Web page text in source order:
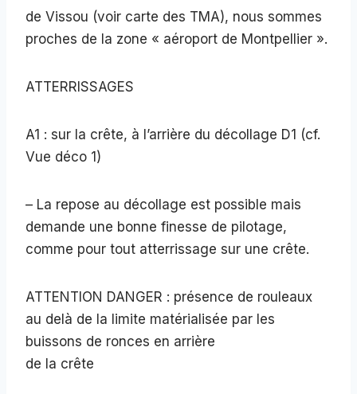
de Vissou (voir carte des TMA), nous sommes
proches de la zone « aéroport de Montpellier ».
ATTERRISSAGES
A1 : sur la crête, à l’arrière du décollage D1 (cf.
Vue déco 1)
– La repose au décollage est possible mais
demande une bonne finesse de pilotage,
comme pour tout atterrissage sur une crête.
ATTENTION DANGER : présence de rouleaux
au delà de la limite matérialisée par les
buissons de ronces en arrière
de la crête